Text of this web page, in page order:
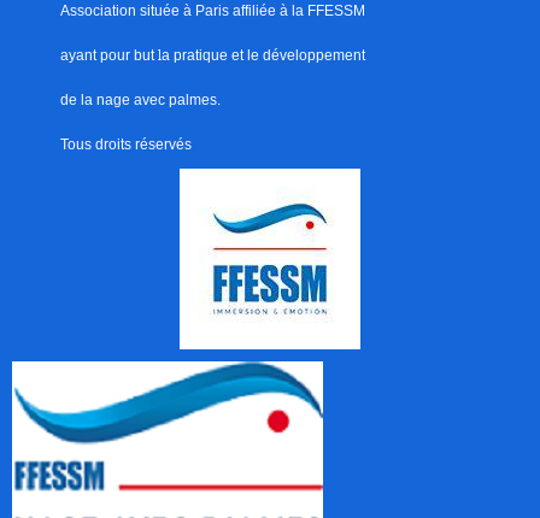
Association située à Paris affiliée à la FFESSM
ayant pour but la pratique et le développement
de la nage avec palmes.
Tous droits réservés